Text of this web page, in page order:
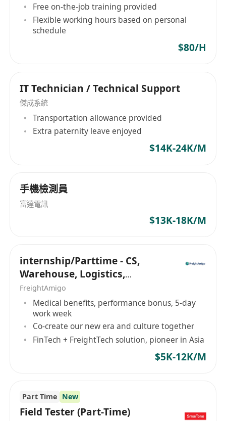
3. **语言与文化适配**
- 英语可读写技术文档（需测试英文漏洞报告撰
- 接受粤语强化培训承诺（入职前3个月公司付费
- 接受香港工作签注办理（承诺驻港2年以上）
Free on-the-job training provided
Flexible working hours based on personal
schedule
$80/H
IT Technician / Technical Support
傑成系統
Transportation allowance provided
Extra paternity leave enjoyed
$14K-24K/M
手機檢測員
富達電訊
$13K-18K/M
internship/Parttime - CS,
Warehouse, Logistics,
Marketing, Programmer
FreightAmigo
Medical benefits, performance bonus, 5-day
work week
Co-create our new era and culture together
FinTech + FreightTech solution, pioneer in Asia
$5K-12K/M
Part Time New
Field Tester (Part-Time)